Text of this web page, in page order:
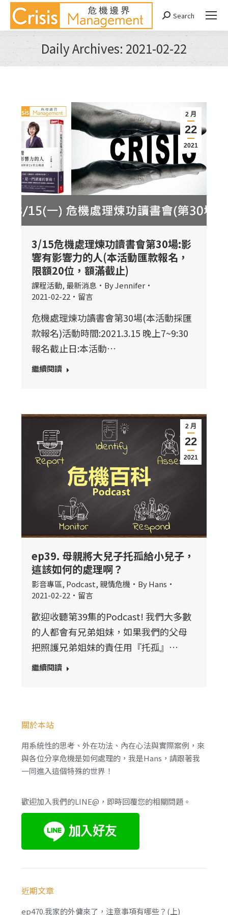
Search:
Search
Daily Archives: 2021-02-22
You are here:
2 月
22
2021
3/15危機處理煉功讀書會第30場:影
響有影響力的人(本活動匯款報名，
限額20位，額滿截止)
課程活動, 最新消息 ByJennifer
2021-02-22
留言
危機處理煉功讀書會第30場(本活動採匯
款報名)活動時間:2021.3.15 晚上7~9:30
報名截止日:本活動…
繼續閱讀
2 月
22
2021
ep39. 母親將大兒子托孤給小兒子，
這該如何的處理啊？
影音專區, Podcast,親情危機 ByHans
2021-02-22
留言
歡迎收聽第39集的Podcast! 我們大多數
的人都會有兄弟姐妹，如果我們的父母
把照護兄弟姐妹的責任用『托孤』…
繼續閱讀
關於本站
用系統性的思考、外在功法、內在心法與實際案例，來
與各位分享危機是如何處理的，我是Hans，請跟著我
一同進入這個特殊的世界！
歡迎加入我們的LINE@，即時回覆您的相關問題。
近期文章
ep470.我家的外傭來了，注意事項有哪些？(上)